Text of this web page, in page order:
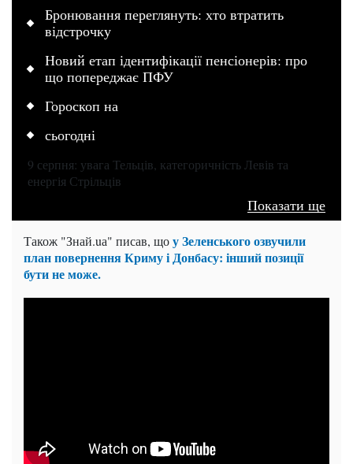
Бронювання переглянуть: хто втратить
відстрочку
Новий етап ідентифікації пенсіонерів: про
що попереджає ПФУ
Гороскоп на
сьогодні
9 серпня: увага Тельців, категоричність Левів та
енергія Стрільців
Показати ще
Також "Знай.uа" писав, щоу Зеленського озвучили
план повернення Криму і Донбасу: інший позиції
бути не може.